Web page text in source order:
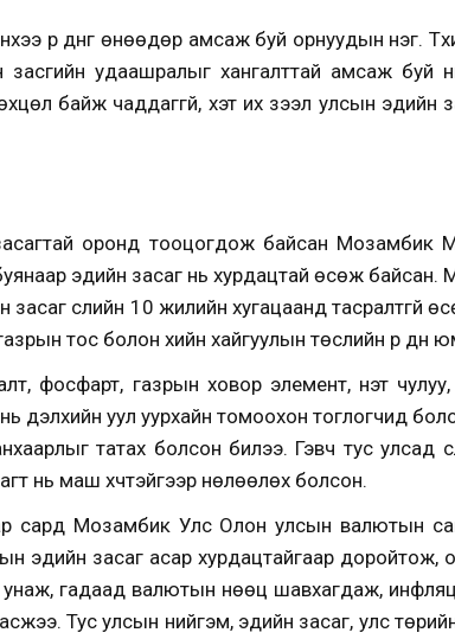
үр дүнг өнөөдөр амсаж буй орнуудын нэг.
удаашралыг хангалттай амсаж буй
байж чаддаггүй, хэт их зээл улсын эдийн
засагтай оронд тооцогдож байсан Мозамбик
эдийн засаг нь хурдацтай өсөж байсан.
сүүлийн 10 жилийн хугацаанд тасралтгүй
тос болон хийн хайгуулын төслийн үр дүн
фосфарт, газрын ховор элемент, үнэт
дэлхийн уул уурхайн томоохон тоглогчид
татах болсон билээ. Гэвч тус улсад
нь маш хүчтэйгээр нөлөөлөх болсон.
сард Мозамбик Улс Олон улсын валютын
эдийн засаг асар хурдацтайгаар доройтож,
гадаад валютын нөөц шавхагдаж, инфляц
Тус улсын нийгэм, эдийн засаг, улс